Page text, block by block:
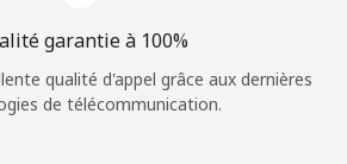
garantie à 100%
qualité d'appel grâce aux dernières
de télécommunication.